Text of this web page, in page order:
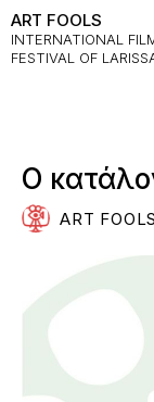
ART FOOLS
INTERNATIONAL
FESTIVAL OF
O
ART